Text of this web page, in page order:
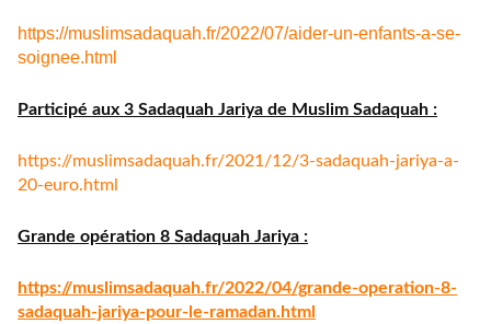
https://muslimsadaquah.fr/2022/07/aider-un-enfants-a-se-
soignee.html
Participé aux 3 Sadaquah Jariya de Muslim Sadaquah :
https://muslimsadaquah.fr/2021/12/3-sadaquah-jariya-a-
20-euro.html
Grande opération 8 Sadaquah Jariya :
https://muslimsadaquah.fr/2022/04/grande-operation-8-
sadaquah-jariya-pour-le-ramadan.html